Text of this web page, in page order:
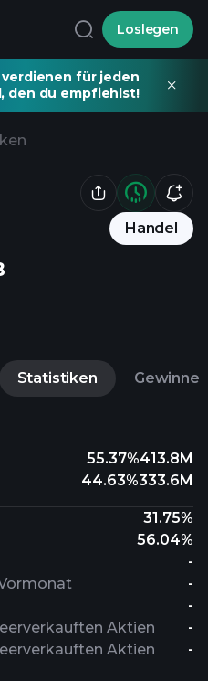
Loslegen
verdienen für jeden
den du empfiehlst!
Handel
Statistiken Gewinne
55.37%413.8M
44.63%333.6M
31.75%
56.04%
-
-
-
Aktien
-
Aktien
-